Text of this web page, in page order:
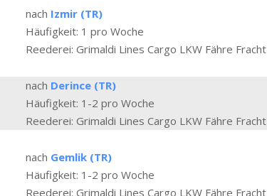
nach Izmir (TR)
Häufigkeit: 1 pro Woche
Reederei: Grimaldi Lines Cargo LKW Fähre Fracht
nach Derince (TR)
Häufigkeit: 1-2 pro Woche
Reederei: Grimaldi Lines Cargo LKW Fähre Fracht
nach Gemlik (TR)
Häufigkeit: 1-2 pro Woche
Reederei: Grimaldi Lines Cargo LKW Fähre Fracht